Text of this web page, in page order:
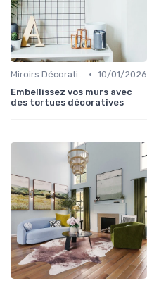
Miroirs Décoratifs • 10/01/2026
Embellissez vos murs avec
des tortues décoratives